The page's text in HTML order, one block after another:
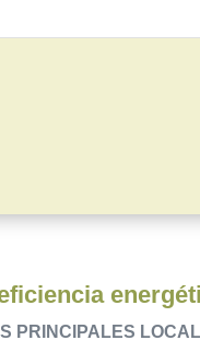
PRINCIPALES